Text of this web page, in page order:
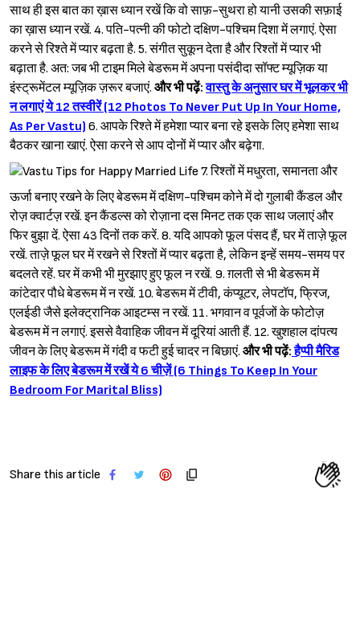
साथ ही इस बात का ख़ास ध्यान रखें कि वो साफ़-सुथरा हो यानी उसकी सफ़ाई
का ख़ास ध्यान रखें. 4. पति-पत्नी की फोटो दक्षिण-पश्‍चिम दिशा में लगाएं. ऐसा
करने से रिश्ते में प्यार बढ़ता है. 5. संगीत सुकून देता है और रिश्तों में प्यार भी
बढ़ाता है. अत: जब भी टाइम मिले बेडरूम में अपना पसंदीदा सॉफ्ट म्यूज़िक या
इंस्ट्रूमेंटल म्यूज़िक ज़रूर बजाएं. और भी पढ़ें:वास्तु के अनुसार घर में भूलकर भी
न लगाएं ये 12 तस्वीरें (12 Photos To Never Put Up In Your Home,
As Per Vastu) 6. आपके रिश्ते में हमेशा प्यार बना रहे इसके लिए हमेशा साथ
बैठकर खाना खाएं. ऐसा करने से आप दोनों में प्यार और बढ़ेगा.
7. रिश्तों में मधुरता, समानता और
ऊर्जा बनाए रखने के लिए बेडरूम में दक्षिण-पश्‍चिम कोने में दो गुलाबी कैंडल और
रोज़ क्वार्टज़ रखें. इन कैंडल्स को रोज़ाना दस मिनट तक एक साथ जलाएं और
फिर बुझा दें. ऐसा 43 दिनों तक करें. 8. यदि आपको फूल पंसद हैं, घर में ताज़े फूल
रखें. ताज़े फूल घर में रखने से रिश्तों में प्यार बढ़ता है, लेकिन इन्हें समय-समय पर
बदलते रहें. घर में कभी भी मुरझाए हुए फूल न रखें. 9. ग़लती से भी बेडरूम में
कांटेदार पौधे बेडरूम में न रखें. 10. बेडरूम में टीवी, कंप्यूटर, लेपटॉप, फ्रिज,
एलईडी जैसे इलेक्ट्रानिक आइटम्स न रखें. 11. भगवान व पूर्वजों के फोटोज़
बेडरूम में न लगाएं. इससे वैवाहिक जीवन में दूरियां आती हैं. 12. खुशहाल दांपत्य
जीवन के लिए बेडरूम में गंदी व फटी हुई चादर न बिछाएं. और भी पढ़ें:हैप्पी मैरिड
लाइफ के लिए बेडरूम में रखें ये 6 चीज़ें (6 Things To Keep In Your
Bedroom For Marital Bliss)
Share this article